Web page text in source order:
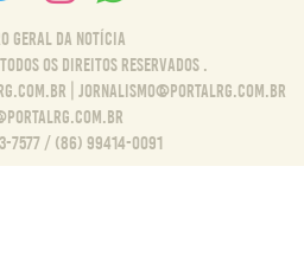
Geral da Notícia
os direitos reservados .
JORNALISMO@PORTALRG.COM.BR
7577 / (86) 99414-0091